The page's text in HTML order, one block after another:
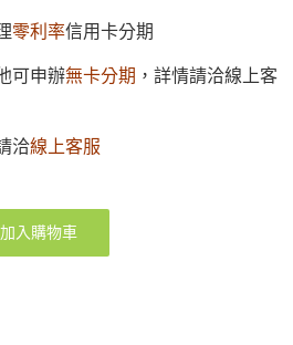
零利率信用卡分期
可申辦無卡分期 ，詳情請洽線上客
洽線上客服
加入購物車